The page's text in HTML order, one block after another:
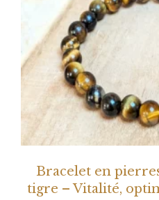
Bracelet en
tigre – Vitalité,